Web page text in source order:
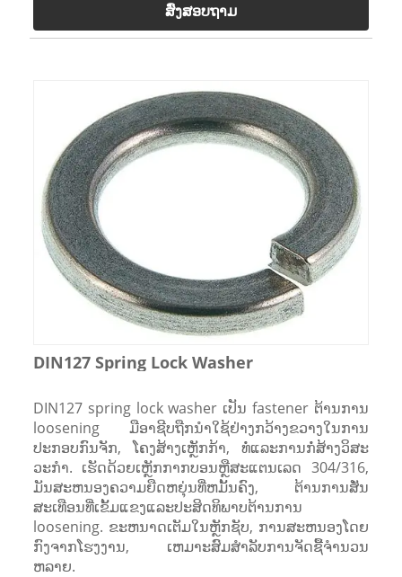
ສົ່ງສອບຖາມ
DIN127 Spring Lock Washer
DIN127 spring lock washer ເປັນ fastener ຕ້ານການ
loosening ມືອາຊີບຖືກນໍາໃຊ້ຢ່າງກວ້າງຂວາງໃນການ
ປະກອບກົນຈັກ, ໂຄງສ້າງເຫຼັກກ້າ, ທໍ່ແລະການກໍ່ສ້າງວິສະ
ວະກໍາ. ເຮັດດ້ວຍເຫຼັກກາກບອນຫຼືສະແຕນເລດ 304/316,
ມັນສະຫນອງຄວາມຍືດຫຍຸ່ນທີ່ຫມັ້ນຄົງ, ຕ້ານການສັ່ນ
ສະເທືອນທີ່ເຂັ້ມແຂງແລະປະສິດທິພາບຕ້ານການ
loosening. ຂະຫນາດເຕັມໃນຫຼັກຊັບ, ການສະຫນອງໂດຍ
ກົງຈາກໂຮງງານ, ເຫມາະສົມສໍາລັບການຈັດຊື້ຈໍານວນ
ຫລາຍ.